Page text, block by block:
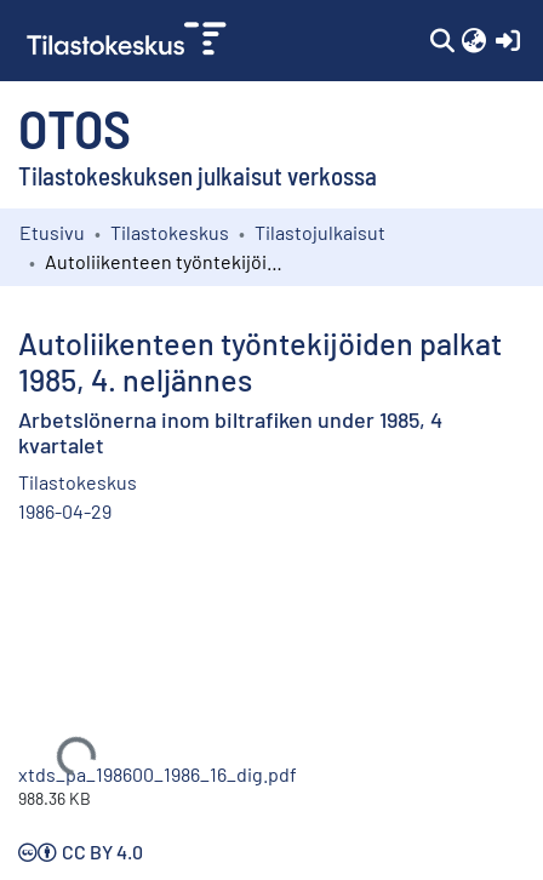
OTOS
Tilastokeskuksen julkaisut verkossa
Kokoelmat
Etusivu Tilastokeskus
Tilastojulkaisut
Autoliikenteen työntekijöiden palkat
1985, 4. neljännes
Arbetslönerna inom biltrafiken under 1985, 4
kvartalet
Tilastokeskus
1986-04-29
Ladataan...
xtds_pa_198600_1986_16_dig.pdf
988.36 KB
CC BY 4.0